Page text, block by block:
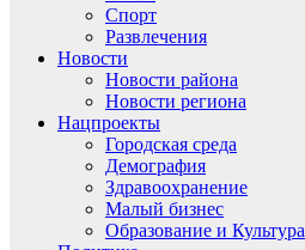
Спорт
Развлечения
Новости
Новости района
Новости региона
Нацпроекты
Городская среда
Демография
Здравоохранение
Малый бизнес
Образование и Культура